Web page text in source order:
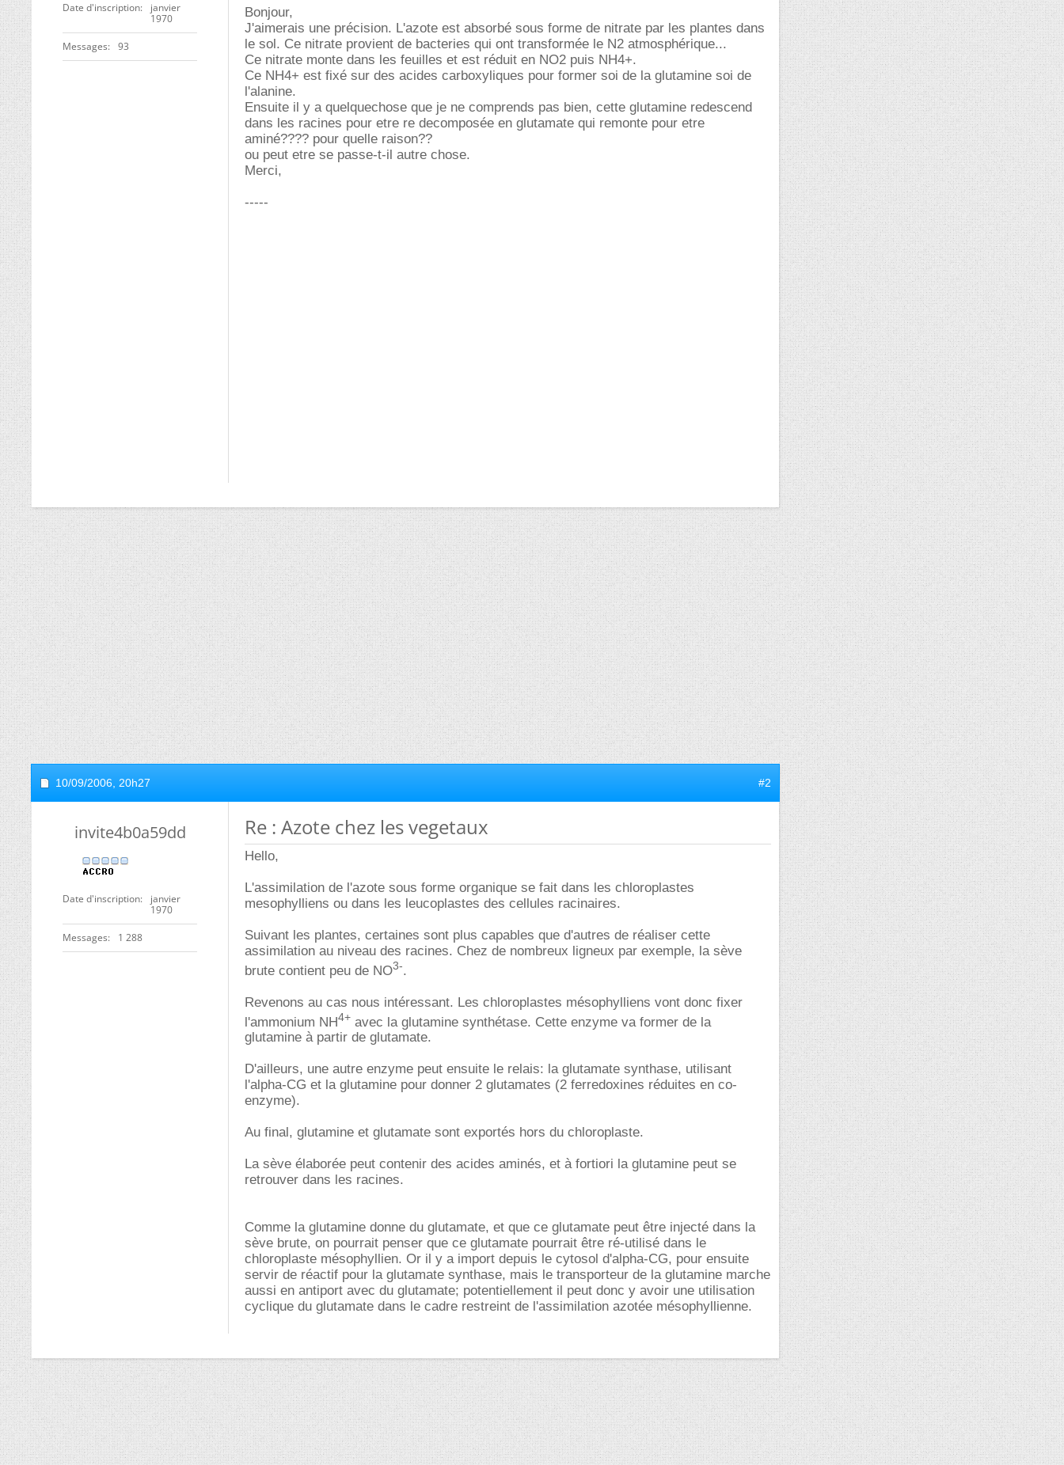
Date d'inscription
janvier
1970
Messages 93
Bonjour,
J'aimerais une précision. L'azote est absorbé sous forme de nitrate par les plantes dans
le sol. Ce nitrate provient de bacteries qui ont transformée le N2 atmosphérique...
Ce nitrate monte dans les feuilles et est réduit en NO2 puis NH4+.
Ce NH4+ est fixé sur des acides carboxyliques pour former soi de la glutamine soi de
l'alanine.
Ensuite il y a quelquechose que je ne comprends pas bien, cette glutamine redescend
dans les racines pour etre re decomposée en glutamate qui remonte pour etre
aminé???? pour quelle raison??
ou peut etre se passe-t-il autre chose.
Merci,
-----
10/09/2006, 20h27 #2
invite4b0a59dd
Date d'inscription
janvier
1970
Messages 1 288
Re : Azote chez les vegetaux
Hello,
L'assimilation de l'azote sous forme organique se fait dans les chloroplastes
mesophylliens ou dans les leucoplastes des cellules racinaires.
Suivant les plantes, certaines sont plus capables que d'autres de réaliser cette
assimilation au niveau des racines. Chez de nombreux ligneux par exemple, la sève
brute contient peu de NO3-.
Revenons au cas nous intéressant. Les chloroplastes mésophylliens vont donc fixer
l'ammonium NH4+ avec la glutamine synthétase. Cette enzyme va former de la
glutamine à partir de glutamate.
D'ailleurs, une autre enzyme peut ensuite le relais: la glutamate synthase, utilisant
l'alpha-CG et la glutamine pour donner 2 glutamates (2 ferredoxines réduites en co-
enzyme).
Au final, glutamine et glutamate sont exportés hors du chloroplaste.
La sève élaborée peut contenir des acides aminés, et à fortiori la glutamine peut se
retrouver dans les racines.
Comme la glutamine donne du glutamate, et que ce glutamate peut être injecté dans la
sève brute, on pourrait penser que ce glutamate pourrait être ré-utilisé dans le
chloroplaste mésophyllien. Or il y a import depuis le cytosol d'alpha-CG, pour ensuite
servir de réactif pour la glutamate synthase, mais le transporteur de la glutamine marche
aussi en antiport avec du glutamate; potentiellement il peut donc y avoir une utilisation
cyclique du glutamate dans le cadre restreint de l'assimilation azotée mésophyllienne.